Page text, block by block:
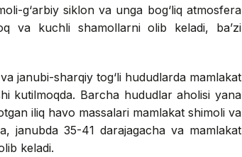
g‘arbiy siklon va unga bog‘liq atmosfera
va kuchli shamollarni olib keladi, ba’zi
janubi-sharqiy tog‘li hududlarda mamlakat
kutilmoqda. Barcha hududlar aholisi yana
iliq havo massalari mamlakat shimoli va
janubda 35-41 darajagacha va mamlakat
keladi.